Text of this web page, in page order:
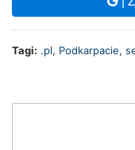
Tagi: .pl, Podkarpacie,